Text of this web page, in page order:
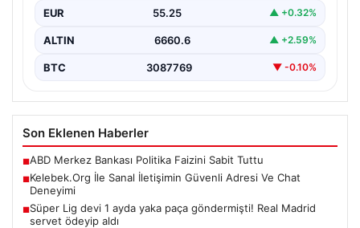
EUR 55.25 ▲ +0.32%
ALTIN 6660.6 ▲ +2.59%
BTC 3087769 ▼ -0.10%
Son Eklenen Haberler
■ABD Merkez Bankası Politika Faizini Sabit Tuttu
■Kelebek.Org İle Sanal İletişimin Güvenli Adresi Ve Chat
Deneyimi
■Süper Lig devi 1 ayda yaka paça göndermişti! Real Madrid
servet ödeyip aldı